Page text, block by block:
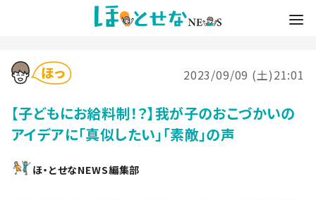
2023/09/09 (土)21:01
【子どもにお給料制！？】我が子のおこづかいの
アイデアに「真似したい」「素敵」の声
ほ・とせなNEWS編集部